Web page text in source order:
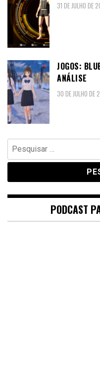
31 DE JULHO DE
JOGOS:
ANÁLISE
30 DE JULHO DE
Pesquisar
por:
PODCAST